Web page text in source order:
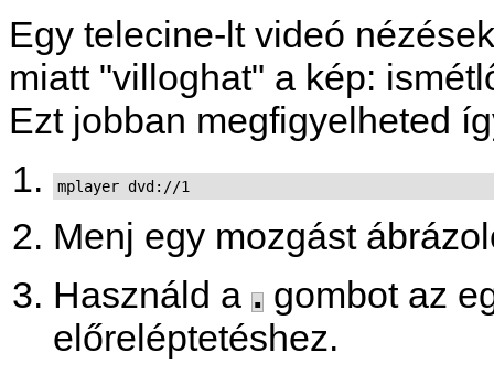
Egy telecine-lt videó
miatt "villoghat" a kép:
Ezt jobban megfigyelheted
mplayer dvd://1
Menj egy mozgást
Használd a . gombot az
előreléptetéshez.